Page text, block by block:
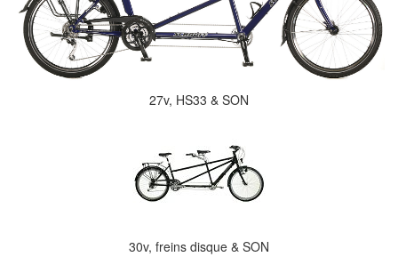
27v, HS33 & SON
30v, freins disque & SON